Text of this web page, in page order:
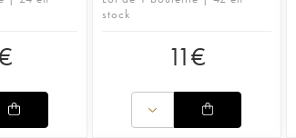
stock
11€